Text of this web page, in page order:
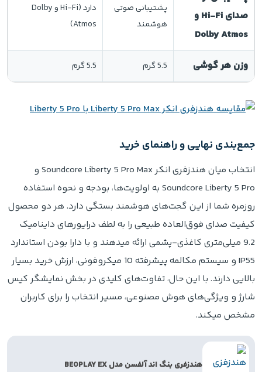
صدای Hi-Fi و
Dolby Atmos
پشتیبانی صوتی
هوشمند
دارد (Hi-Fi و Dolby
Atmos)
وزن هر گوشی 5.5 گرم 5.5 گرم
جمع‌بندی نهایی و راهنمای خرید
انتخاب میان هندزفری انکر Soundcore Liberty 5 Pro Max و
Soundcore Liberty 5 Pro به اولویت‌ها، بودجه و نحوه استفاده
روزمره شما از این گجت‌های هوشمند بستگی دارد. هر دو محصول
کیفیت صدای فوق‌العاده طبیعی را به لطف درایورهای داینامیک
9.2 میلی‌متری کاغذی-پشمی ارائه میدهند و با دارا بودن استاندارد
IP55 و سیستم مکالمه پیشرفته 10 میکروفونی، ارزش خرید بسیار
بالایی دارند. با این حال، تفاوت‌های کلیدی در بخش نمایشگر کیس
شارژ و ویژگی‌های هوش مصنوعی، مسیر انتخاب را برای کاربران
مشخص میکند.
هندزفری بنگ اند آلفسن مدل BEOPLAY EX